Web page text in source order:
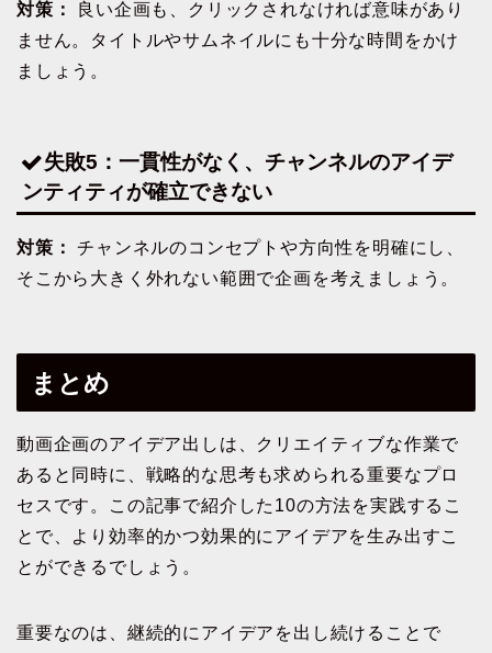
対策：
良い企画も、クリックされなければ意味があり
ません。タイトルやサムネイルにも十分な時間をかけ
ましょう。
失敗5：一貫性がなく、チャンネルのアイデ
ンティティが確立できない
対策：
チャンネルのコンセプトや方向性を明確にし、
そこから大きく外れない範囲で企画を考えましょう。
まとめ
動画企画のアイデア出しは、クリエイティブな作業で
あると同時に、戦略的な思考も求められる重要なプロ
セスです。この記事で紹介した10の方法を実践するこ
とで、より効率的かつ効果的にアイデアを生み出すこ
とができるでしょう。
重要なのは、継続的にアイデアを出し続けることで